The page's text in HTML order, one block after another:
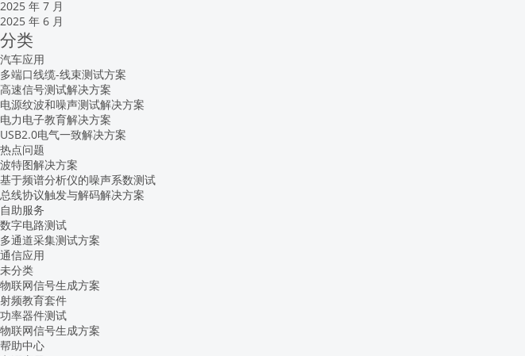
2025 年 7 月
2025 年 6 月
分类
汽车应用
多端口线缆-线束测试方案
高速信号测试解决方案
电源纹波和噪声测试解决方案
电力电子教育解决方案
USB2.0电气一致解决方案
热点问题
波特图解决方案
基于频谱分析仪的噪声系数测试
总线协议触发与解码解决方案
自助服务
数字电路测试
多通道采集测试方案
通信应用
未分类
物联网信号生成方案
射频教育套件
功率器件测试
物联网信号生成方案
帮助中心